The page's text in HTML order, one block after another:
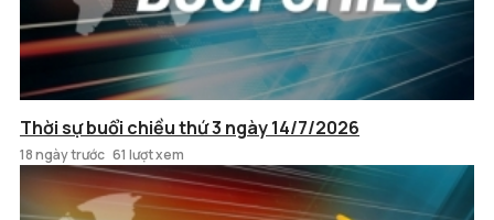
Thời sự buổi chiều thứ 3 ngày 14/7/2026
18 ngày trước 61 lượt xem